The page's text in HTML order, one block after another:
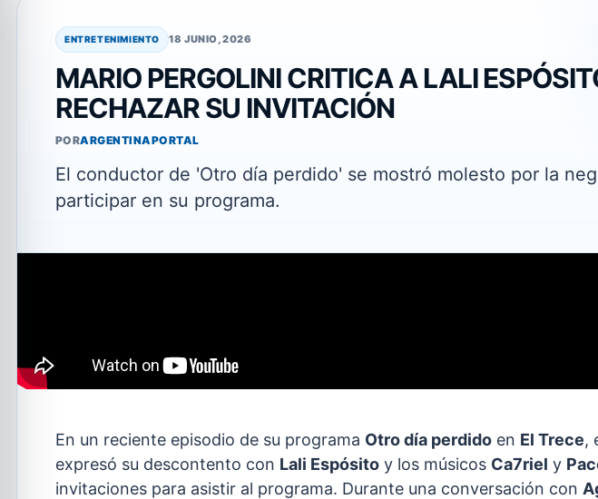
ENTRETENIMIENTO 18 JUNIO, 2026
MARIO PERGOLINI CRITICA A LALI
RECHAZAR SU INVITACIÓN
PORARGENTINAPORTAL
El conductor de 'Otro día perdido' se mostró molesto por la
participar en su programa.
En un reciente episodio de su programa Otro día perdido en El Trece,
expresó su descontento con Lali Espósito y los músicos Ca7riel y
invitaciones para asistir al programa. Durante una conversación con